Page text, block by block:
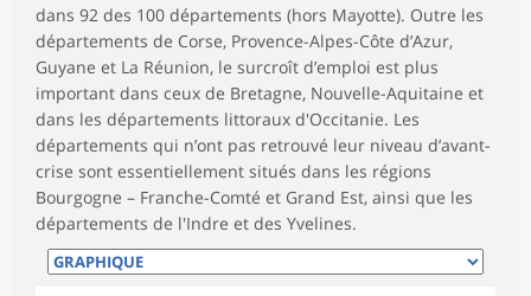
dans 92 des 100 départements (hors Mayotte). Outre les
départements de Corse, Provence-Alpes-Côte d’Azur,
Guyane et La Réunion, le surcroît d’emploi est plus
important dans ceux de Bretagne, Nouvelle-Aquitaine et
dans les départements littoraux d'Occitanie. Les
départements qui n’ont pas retrouvé leur niveau d’avant-
crise sont essentiellement situés dans les régions
Bourgogne – Franche-Comté et Grand Est, ainsi que les
départements de l'Indre et des Yvelines.